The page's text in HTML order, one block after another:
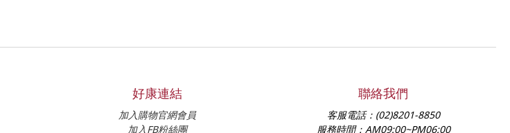
好康連結
加入購物官網會員
加入FB粉絲團
聯絡我們
客服電話： (02)8201-8850
服務時間： AM09:00~PM06:00